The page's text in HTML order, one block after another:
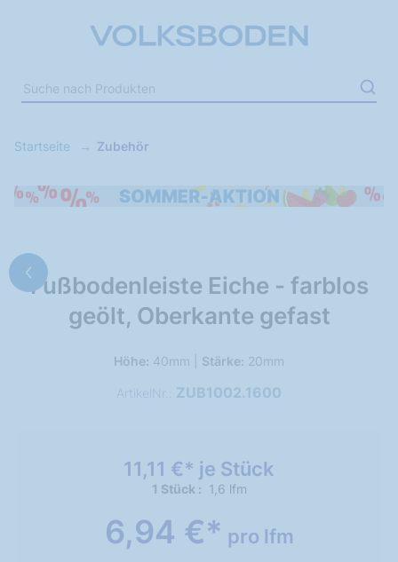
Startseite Zubehör
Fußbodenleiste Eiche - farblos
geölt, Oberkante gefast
Höhe: 40mm | Stärke: 20mm
ArtikelNr.: ZUB1002.1600
11,11 €* je Stück
1 Stück 1,6 lfm
6,94 €* pro lfm